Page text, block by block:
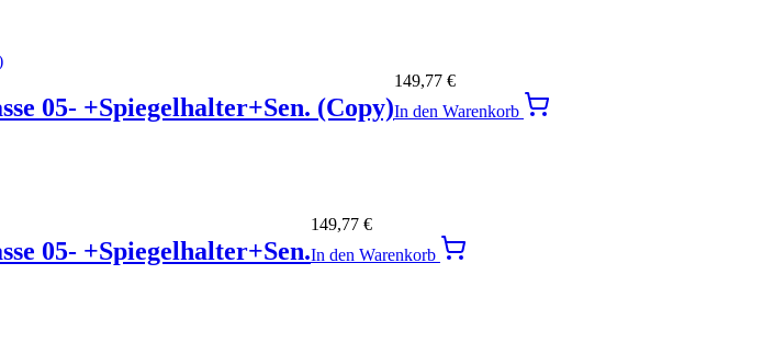
05- +Spiegelhalter+Sen. (Copy)
149,77 €
In den Warenkorb
05- +Spiegelhalter+Sen.
149,77 €
In den Warenkorb